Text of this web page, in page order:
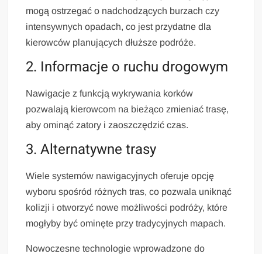
mogą ostrzegać o nadchodzących burzach czy
intensywnych opadach, co jest przydatne dla
kierowców planujących dłuższe podróże.
2. Informacje o ruchu drogowym
Nawigacje z funkcją wykrywania korków
pozwalają kierowcom na bieżąco zmieniać trasę,
aby ominąć zatory i zaoszczędzić czas.
3. Alternatywne trasy
Wiele systemów nawigacyjnych oferuje opcję
wyboru spośród różnych tras, co pozwala uniknąć
kolizji i otworzyć nowe możliwości podróży, które
mogłyby być ominęte przy tradycyjnych mapach.
Nowoczesne technologie wprowadzone do